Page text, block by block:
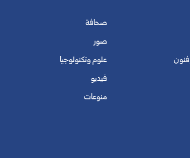
صحافة
صور
علوم وتكنولوجيا
فيديو
منوعات